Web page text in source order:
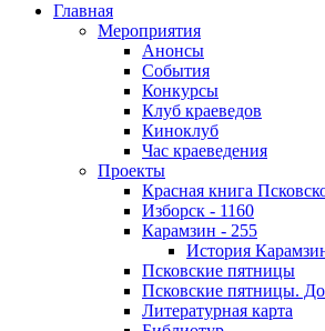
Главная
Мероприятия
Анонсы
События
Конкурсы
Клуб краеведов
Киноклуб
Час краеведения
Проекты
Красная книга
Изборск - 1160
Карамзин - 255
История
Псковские пятницы
Псковские пятницы.
Литературная карта